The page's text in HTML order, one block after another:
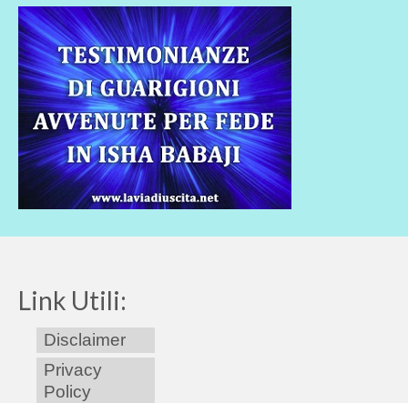
Link Utili:
Disclaimer
Privacy
Policy